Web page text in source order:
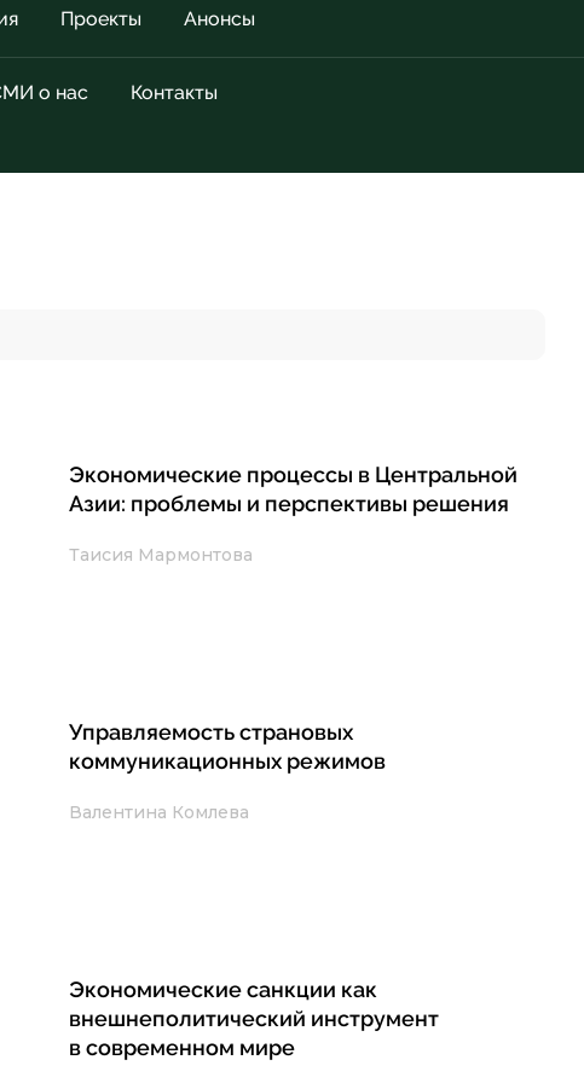
Проекты Анонсы
о нас Контакты
Экономические процессы в Центральной
Азии: проблемы и перспективы решения
Таисия Мармонтова
Управляемость страновых
коммуникационных режимов
Валентина Комлева
Экономические санкции как
внешнеполитический инструмент
в современном мире